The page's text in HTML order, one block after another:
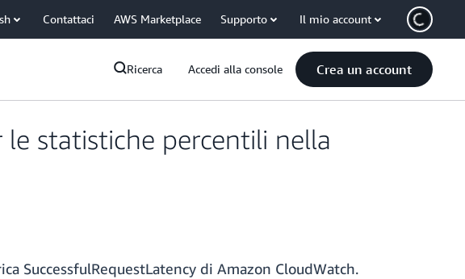
Contattaci AWS Marketplace Supporto Il mio account
Ricerca Accedi alla console Crea un account
statistiche percentili nella
SuccessfulRequestLatency di Amazon CloudWatch.